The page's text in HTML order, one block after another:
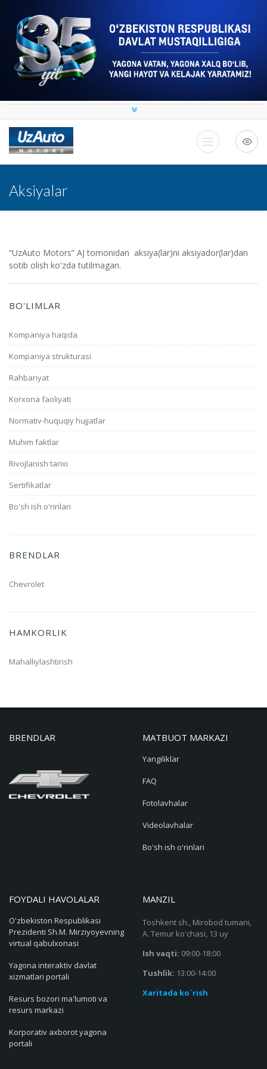
Aksiyalar
“UzAuto Motors” AJ tomonidan aksiya(lar)ni aksiyador(lar)dan
sotib olish ko'zda tutilmagan.
BO'LIMLAR
Kompaniya haqida
Kompaniya strukturasi
Rahbariyat
Korxona faoliyati
Normativ-huquqiy hujjatlar
Muhim faktlar
Rivojlanish tarixi
Sertifikatlar
Bo'sh ish o'rinlari
BRENDLAR
Chevrolet
HAMKORLIK
Mahalliylashtirish
BRENDLAR MATBUOT MARKAZI
Yangiliklar
FAQ
Fotolavhalar
Videolavhalar
Bo'sh ish o'rinlari
FOYDALI HAVOLALAR
O'zbekiston Respublikasi
Prezidenti Sh.M. Mirziyoyevning
virtual qabulxonasi
Yagona interaktiv davlat
xizmatlari portali
Resurs bozori ma'lumoti va
resurs markazi
Korporativ axborot yagona
portali
MANZIL
Toshkent sh., Mirobod tumani,
A. Temur ko'chasi, 13 uy
Ish vaqti: 09:00-18:00
Tushlik: 13:00-14:00
Xaritada ko`rish